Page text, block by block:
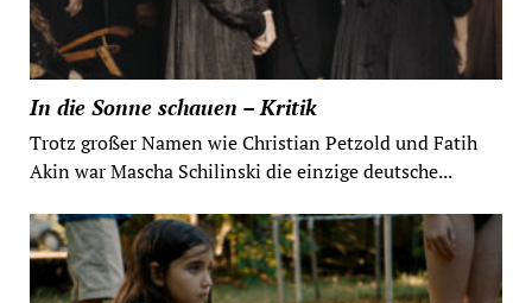
In die Sonne schauen – Kritik
Trotz großer Namen wie Christian Petzold und Fatih
Akin war Mascha Schilinski die einzige deutsche...